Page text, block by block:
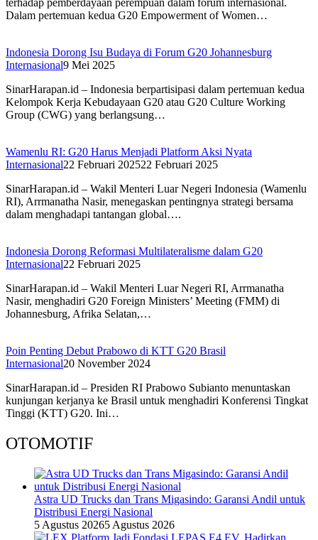
terhadap pemberdayaan perempuan dalam forum internasional.
Dalam pertemuan kedua G20 Empowerment of Women…
Indonesia Dorong Isu Budaya di Forum G20 Johannesburg
Internasional9 Mei 2025
SinarHarapan.id – Indonesia berpartisipasi dalam pertemuan kedua
Kelompok Kerja Kebudayaan G20 atau G20 Culture Working
Group (CWG) yang berlangsung…
Wamenlu RI: G20 Harus Menjadi Platform Aksi Nyata
Internasional22 Februari 202522 Februari 2025
SinarHarapan.id – Wakil Menteri Luar Negeri Indonesia (Wamenlu
RI), Arrmanatha Nasir, menegaskan pentingnya strategi bersama
dalam menghadapi tantangan global….
Indonesia Dorong Reformasi Multilateralisme dalam G20
Internasional22 Februari 2025
SinarHarapan.id – Wakil Menteri Luar Negeri RI, Arrmanatha
Nasir, menghadiri G20 Foreign Ministers’ Meeting (FMM) di
Johannesburg, Afrika Selatan,…
Poin Penting Debut Prabowo di KTT G20 Brasil
Internasional20 November 2024
SinarHarapan.id – Presiden RI Prabowo Subianto menuntaskan
kunjungan kerjanya ke Brasil untuk menghadiri Konferensi Tingkat
Tinggi (KTT) G20. Ini…
OTOMOTIF
Astra UD Trucks dan Trans Migasindo: Garansi Andil untuk
Distribusi Energi Nasional
5 Agustus 20265 Agustus 2026